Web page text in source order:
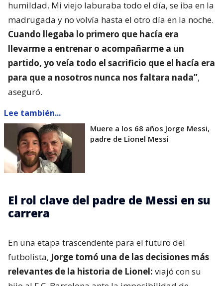
humildad. Mi viejo laburaba todo el día, se iba en la
madrugada y no volvía hasta el otro día en la noche.
Cuando llegaba lo primero que hacía era
llevarme a entrenar o acompañarme a un
partido, yo veía todo el sacrificio que el hacía era
para que a nosotros nunca nos faltara nada”,
aseguró.
Lee también...
Muere a los 68 años Jorge Messi,
padre de Lionel Messi
El rol clave del padre de Messi en su
carrera
En una etapa trascendente para el futuro del
futbolista, Jorge tomó una de las decisiones más
relevantes de la historia de Lionel: viajó con su